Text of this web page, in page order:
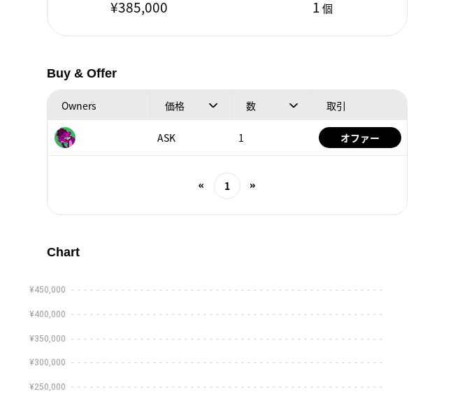
¥385,000 1個
Buy & Offer
Owners 価格 数 取引
ASK 1 オファー
1
Chart
¥250,000
¥300,000
¥350,000
¥400,000
¥450,000